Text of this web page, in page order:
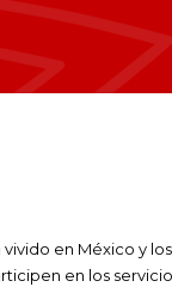
en México y
en los